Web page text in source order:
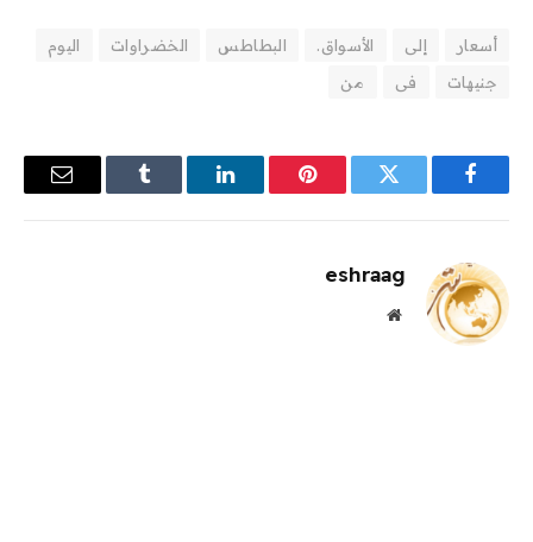
أسعار إلى الأسواق. البطاطس الخضراوات
اليوم
جنيهات
فى من
فيسبوك تويتر بينتيريستلينكدإن Tumblr
البريد
eshraag
موقع